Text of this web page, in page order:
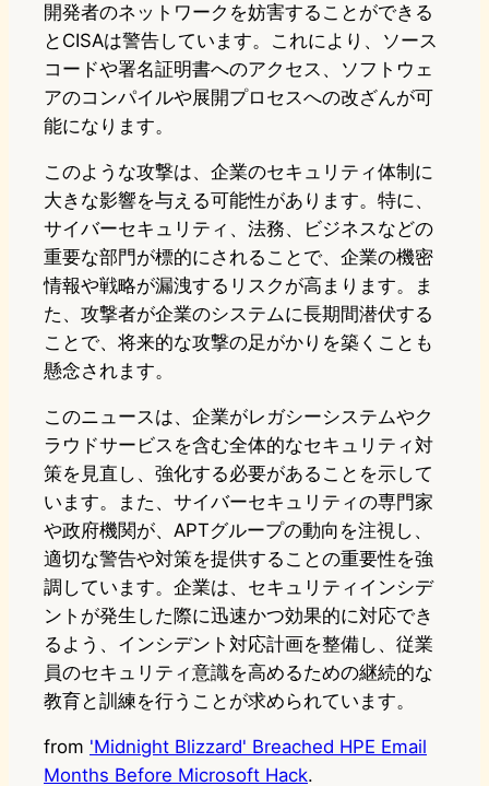
開発者のネットワークを妨害することができる
とCISAは警告しています。これにより、ソース
コードや署名証明書へのアクセス、ソフトウェ
アのコンパイルや展開プロセスへの改ざんが可
能になります。
このような攻撃は、企業のセキュリティ体制に
大きな影響を与える可能性があります。特に、
サイバーセキュリティ、法務、ビジネスなどの
重要な部門が標的にされることで、企業の機密
情報や戦略が漏洩するリスクが高まります。ま
た、攻撃者が企業のシステムに長期間潜伏する
ことで、将来的な攻撃の足がかりを築くことも
懸念されます。
このニュースは、企業がレガシーシステムやク
ラウドサービスを含む全体的なセキュリティ対
策を見直し、強化する必要があることを示して
います。また、サイバーセキュリティの専門家
や政府機関が、APTグループの動向を注視し、
適切な警告や対策を提供することの重要性を強
調しています。企業は、セキュリティインシデ
ントが発生した際に迅速かつ効果的に対応でき
るよう、インシデント対応計画を整備し、従業
員のセキュリティ意識を高めるための継続的な
教育と訓練を行うことが求められています。
from 'Midnight Blizzard' Breached HPE Email
Months Before Microsoft Hack.